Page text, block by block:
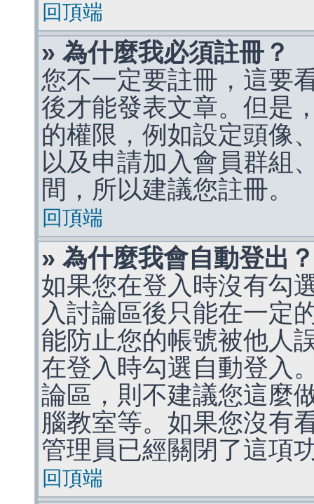
回頂端
» 為什麼我必須註冊？
您不一定要註冊，這要
後才能發表文章。但是
的權限，例如設定頭像
以及申請加入會員群組
間，所以建議您註冊。
回頂端
» 為什麼我會自動登出？
如果您在登入時沒有勾
入討論區後只能在一定
能防止您的帳號被他人
在登入時勾選自動登入
論區，則不建議您這麼
腦教室等。如果您沒有
管理員已經關閉了這項
回頂端